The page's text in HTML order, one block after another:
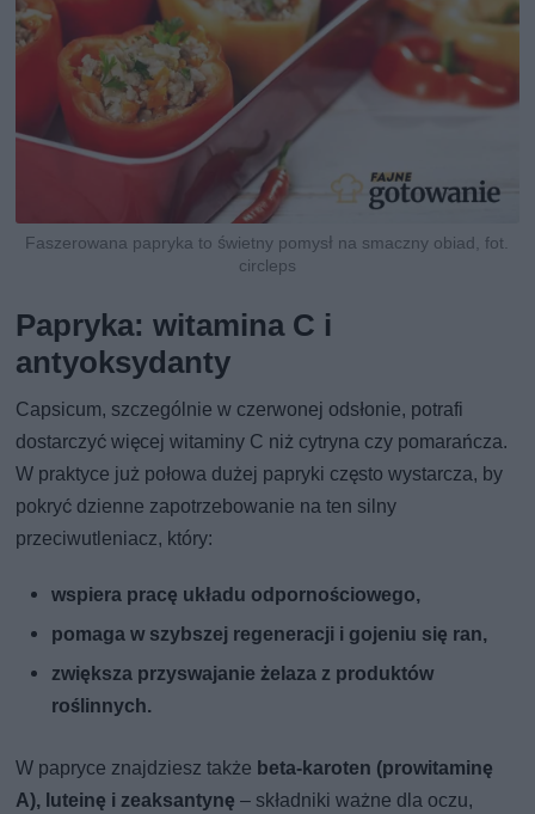
Faszerowana papryka to świetny pomysł na smaczny obiad, fot.
circleps
Papryka: witamina C i
antyoksydanty
Capsicum, szczególnie w czerwonej odsłonie, potrafi
dostarczyć więcej witaminy C niż cytryna czy pomarańcza.
W praktyce już połowa dużej papryki często wystarcza, by
pokryć dzienne zapotrzebowanie na ten silny
przeciwutleniacz, który:
wspiera pracę układu odpornościowego,
pomaga w szybszej regeneracji i gojeniu się ran,
zwiększa przyswajanie żelaza z produktów
roślinnych.
W papryce znajdziesz także beta-karoten (prowitaminę
A), luteinę i zeaksantynę – składniki ważne dla oczu,